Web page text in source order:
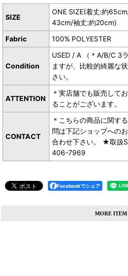
SIZE
ONE SIZE(着丈:約
43cm/袖丈:約20cm)
Fabric
100% POLYESTER
Condition
USED / A （＊A/B/C 3
ますが、比較的綺麗な
さい。
ATTENTION
＊実店舗でも販売して
ることがございます。
CONTACT
＊こちらの商品に関す
問は下記ショップへの
合わせ下さい。 ★取扱
406-7969
Facebookでシェア
MORE ITEM